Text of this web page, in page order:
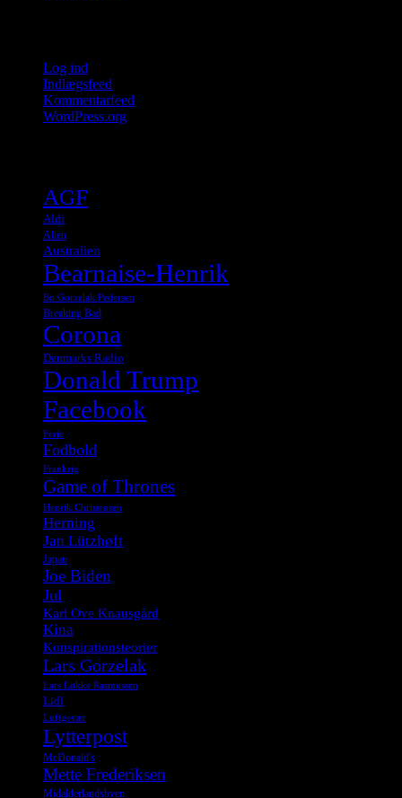
Log ind
Indlægsfeed
Kommentarfeed
WordPress.org
AGF
Aldi
Alien
Australien
Bearnaise-Henrik
Bo Gorzelak Pedersen
Breaking Bad
Corona
Danmarks Radio
Donald Trump
Facebook
Ferie
Fodbold
Frankrig
Game of Thrones
Henrik Christensen
Herning
Jan Lützhøft
Japan
Joe Biden
Jul
Karl Ove Knausgård
Kina
Konspirationsteorier
Lars Gorzelak
Lars Løkke Rasmussen
Lidl
Luftgevær
Lytterpost
McDonald's
Mette Frederiksen
Midalderlandsbyen